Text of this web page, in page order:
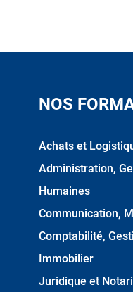
NOS
Achats et
Administration,
Humaines
Communication,
Comptabilité,
Immobilier
Juridique et